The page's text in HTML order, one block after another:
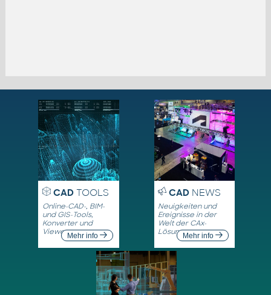
CADTOOLS
Online-CAD-, BIM-
und GIS-Tools,
Konverter und
ViewerMehr info
CADNEWS
Neuigkeiten und
Ereignisse in der
Welt der CAx-
LösungenMehr info